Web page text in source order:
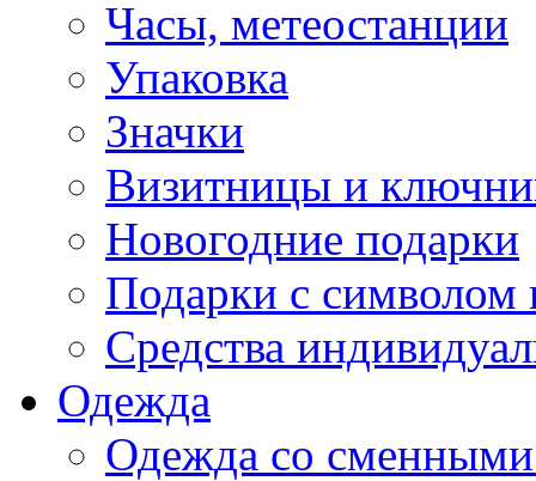
Часы, метеостанции
Упаковка
Значки
Визитницы и
Новогодние подарки
Подарки с символом
Средства
Одежда
Одежда со сменными